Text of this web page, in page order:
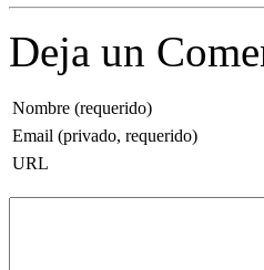
Deja un
Nombre (requerido)
Email (privado, requerido)
URL